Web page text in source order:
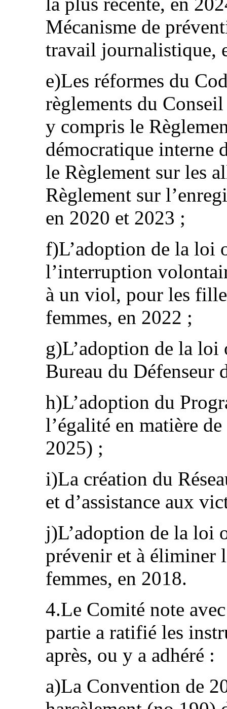
Mécanisme de
travail journalistique,
e)Les réformes du
règlements du
y compris le
démocratique interne
le Règlement sur les
Règlement sur
en 2020 et 2023 ;
f)L’adoption de la loi
l’interruption
à un viol, pour les
femmes, en 2022 ;
g)L’adoption de la loi
Bureau du Défenseur
h)L’adoption du
l’égalité en matière
2025) ;
i)La création du
et d’assistance aux
j)L’adoption de la loi
prévenir et à éliminer
femmes, en 2018.
4.Le Comité note
partie a ratifié les
après, ou y a adhéré :
a)La Convention de